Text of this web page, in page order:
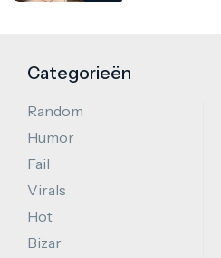
Categorieën
Random
Humor
Fail
Virals
Hot
Bizar